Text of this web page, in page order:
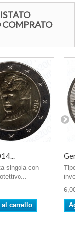
COMPRATO
singola con
carrello
Tipo:
6,00 €